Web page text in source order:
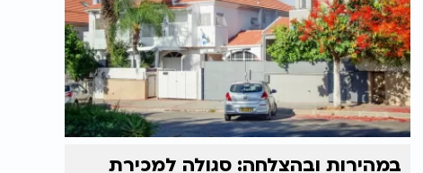
במהירות ובהצלחה: סגולה למכירת